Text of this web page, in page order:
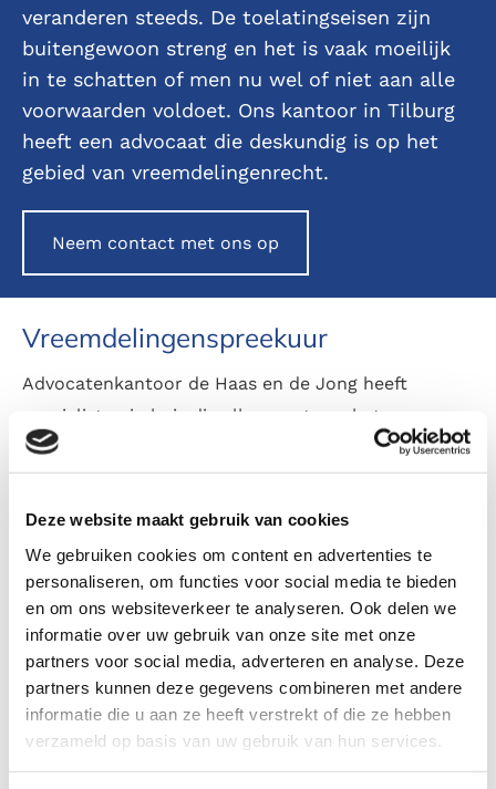
Deze website maakt gebruik van cookies
We gebruiken cookies om content en advertenties te
personaliseren, om functies voor social media te bieden
en om ons websiteverkeer te analyseren. Ook delen we
informatie over uw gebruik van onze site met onze
partners voor social media, adverteren en analyse. Deze
partners kunnen deze gegevens combineren met andere
informatie die u aan ze heeft verstrekt of die ze hebben
verzameld op basis van uw gebruik van hun services.
veranderen steeds. De toelatingseisen zijn
buitengewoon streng en het is vaak moeilijk
in te schatten of men nu wel of niet aan alle
voorwaarden voldoet. Ons kantoor in Tilburg
heeft een advocaat die deskundig is op het
gebied van vreemdelingenrecht.
Neem contact met ons op
Vreemdelingenspreekuur
Advocatenkantoor de Haas en de Jong heeft
specialisten in huis die elk aspect van het
vreemdelingenrecht tot in de finesses beheersen.
Een afspraak met één van hen voorkomt
teleurstellingen of opent nieuwe deuren voor u of
voor uw familie. Uiteraard zijn zij ook op de hoogte
van de laatste ontwikkelingen op het gebied van het
EU recht.
Om de drempel zo laag mogelijk te houden kunt u
met al uw vragen terecht op ons gratis
vreemdelingenspreekuur in Tilburg. Dit wordt
iedere maandag gehouden van 16:00 tot 17.30 uur. U